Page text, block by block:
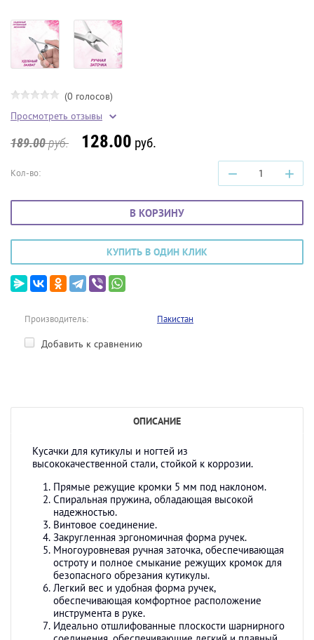
(0 голосов)
Просмотреть отзывы
189.00руб. 128.00 руб.
Кол-во: − +
В КОРЗИНУ
КУПИТЬ В ОДИН КЛИК
Производитель: Пакистан
Добавить к сравнению
ОПИСАНИЕ
Кусачки для кутикулы и ногтей из
высококачественной стали, стойкой к коррозии.
Прямые режущие кромки 5 мм под наклоном.
Спиральная пружина, обладающая высокой
надежностью.
Винтовое соединение.
Закругленная эргономичная форма ручек.
Многоуровневая ручная заточка, обеспечивающая
остроту и полное смыкание режущих кромок для
безопасного обрезания кутикулы.
Легкий вес и удобная форма ручек,
обеспечивающая комфортное расположение
инструмента в руке.
Идеально отшлифованные плоскости шарнирного